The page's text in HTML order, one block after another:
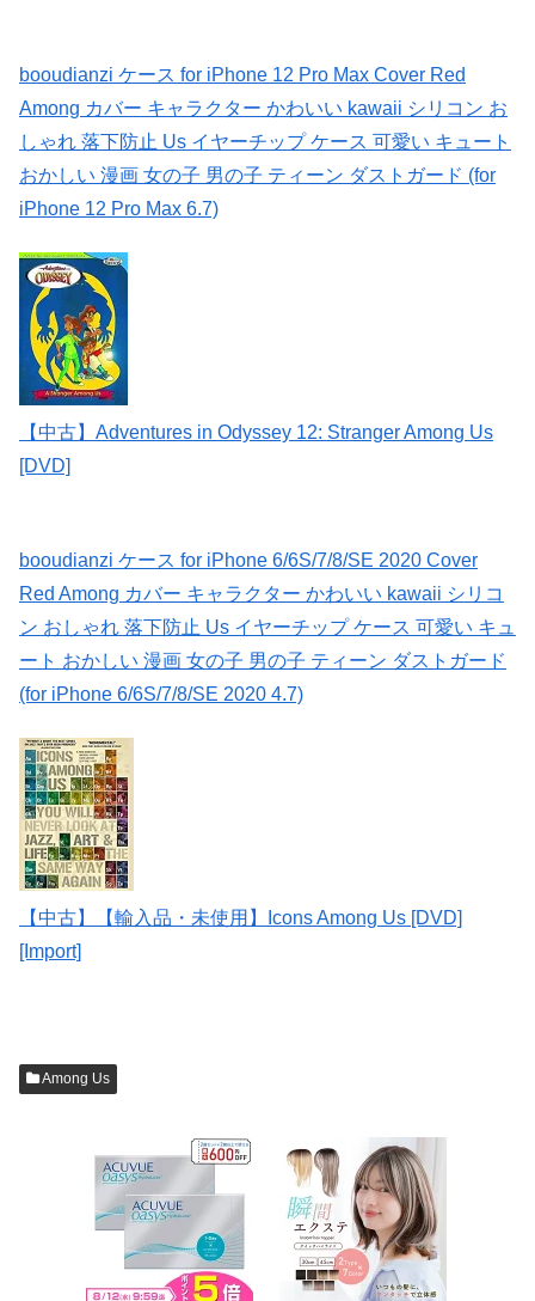
booudianzi ケース for iPhone 12 Pro Max Cover Red
Among カバー キャラクター かわいい kawaii シリコン お
しゃれ 落下防止 Us イヤーチップ ケース 可愛い キュート
おかしい 漫画 女の子 男の子 ティーン ダストガード (for
iPhone 12 Pro Max 6.7)
【中古】Adventures in Odyssey 12: Stranger Among Us
[DVD]
booudianzi ケース for iPhone 6/6S/7/8/SE 2020 Cover
Red Among カバー キャラクター かわいい kawaii シリコ
ン おしゃれ 落下防止 Us イヤーチップ ケース 可愛い キュ
ート おかしい 漫画 女の子 男の子 ティーン ダストガード
(for iPhone 6/6S/7/8/SE 2020 4.7)
【中古】【輸入品・未使用】Icons Among Us [DVD]
[Import]
Among Us